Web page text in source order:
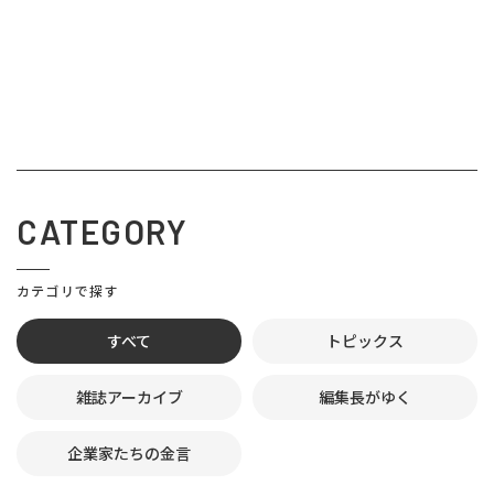
CATEGORY
カテゴリで探す
すべて トピックス
雑誌アーカイブ 編集長がゆく
企業家たちの金言